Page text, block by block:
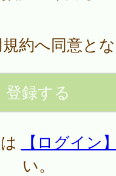
約へ同意と
【ログイン
い。